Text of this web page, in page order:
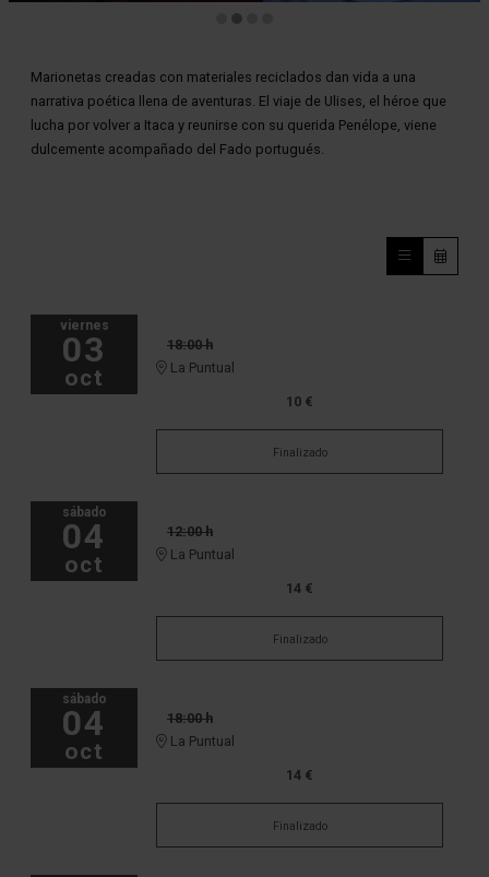
Marionetas creadas con materiales reciclados dan vida a una
narrativa poética llena de aventuras. El viaje de Ulises, el héroe que
lucha por volver a Itaca y reunirse con su querida Penélope, viene
dulcemente acompañado del Fado portugués.
viernes
03
oct
18:00 h
La Puntual
10 €
Finalizado
sábado
04
oct
12:00 h
La Puntual
14 €
Finalizado
sábado
04
oct
18:00 h
La Puntual
14 €
Finalizado